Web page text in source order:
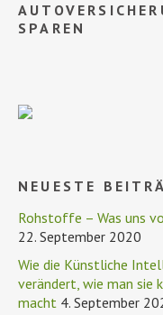
SPAREN
NEUESTE
Rohstoffe – Was uns
22. September 2020
Wie die Künstliche
verändert, wie man sie
macht 4. September